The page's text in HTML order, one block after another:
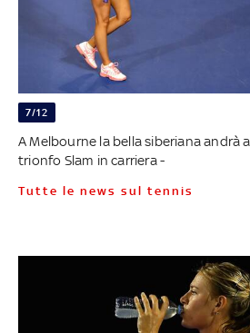
7/12
A Melbourne la bella siberiana andrà
trionfo Slam in carriera -
Tutte le news sul tennis